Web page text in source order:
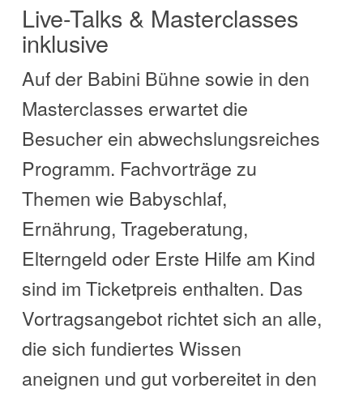
Live-Talks & Masterclasses
inklusive
Auf der Babini Bühne sowie in den
Masterclasses erwartet die
Besucher ein abwechslungsreiches
Programm. Fachvorträge zu
Themen wie Babyschlaf,
Ernährung, Trageberatung,
Elterngeld oder Erste Hilfe am Kind
sind im Ticketpreis enthalten. Das
Vortragsangebot richtet sich an alle,
die sich fundiertes Wissen
aneignen und gut vorbereitet in den